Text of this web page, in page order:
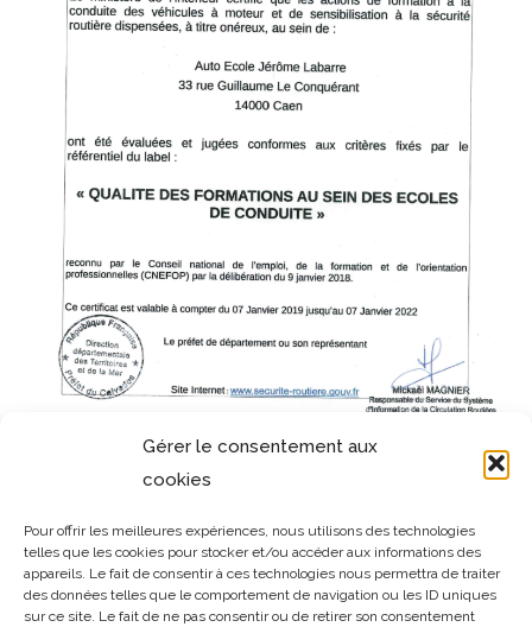
Gérer le consentement aux
cookies
Pour offrir les meilleures expériences, nous utilisons des technologies
telles que les cookies pour stocker et/ou accéder aux informations des
appareils. Le fait de consentir à ces technologies nous permettra de traiter
des données telles que le comportement de navigation ou les ID uniques
sur ce site. Le fait de ne pas consentir ou de retirer son consentement